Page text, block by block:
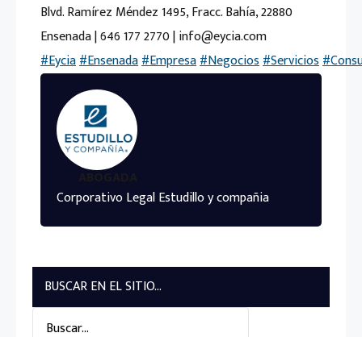
Blvd. Ramírez Méndez 1495, Fracc. Bahía, 22880
Ensenada | 646 177 2770 | info@eycia.com
#Eycia#Ensenada#Empresa#Negocios#Servicios
ABOGADA
Corporativo Legal Estudillo y compañia
BUSCAR EN EL SITIO...